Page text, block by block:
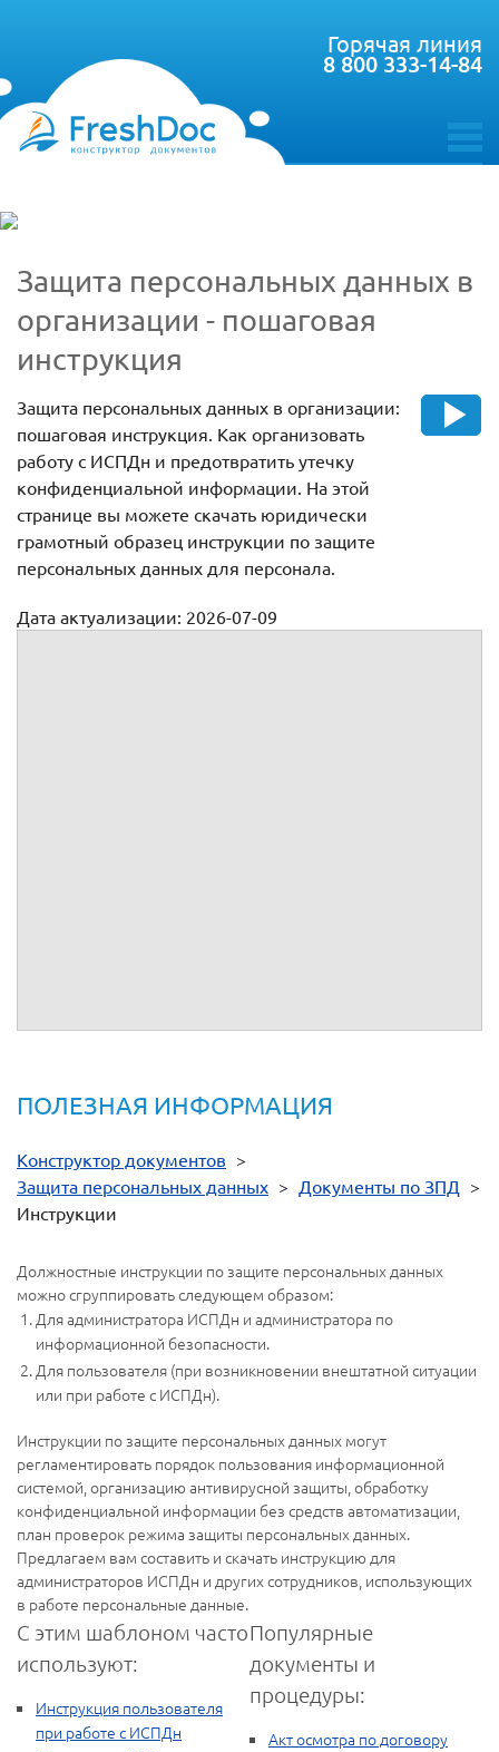
toggle
Горячая линия
8 800 333-14-84
Защита персональных данных в
организации - пошаговая
инструкция
Защита персональных данных в организации:
пошаговая инструкция. Как организовать
работу с ИСПДн и предотвратить утечку
конфиденциальной информации. На этой
странице вы можете скачать юридически
грамотный образец инструкции по защите
персональных данных для персонала.
Дата актуализации: 2026-07-09
ПОЛЕЗНАЯ ИНФОРМАЦИЯ
Конструктор документов >
Защита персональных данных > Документы по ЗПД >
Инструкции
Должностные инструкции по защите персональных данных
можно сгруппировать следующем образом:
Для администратора ИСПДн и администратора по
информационной безопасности.
Для пользователя (при возникновении внештатной ситуации
или при работе с ИСПДн).
Инструкции по защите персональных данных могут
регламентировать порядок пользования информационной
системой, организацию антивирусной защиты, обработку
конфиденциальной информации без средств автоматизации,
план проверок режима защиты персональных данных.
Предлагаем вам составить и скачать инструкцию для
администраторов ИСПДн и других сотрудников, использующих
в работе персональные данные.
С этим шаблоном часто
используют:
Инструкция пользователя
при работе с ИСПДн
Популярные
документы и
процедуры:
Акт осмотра по договору